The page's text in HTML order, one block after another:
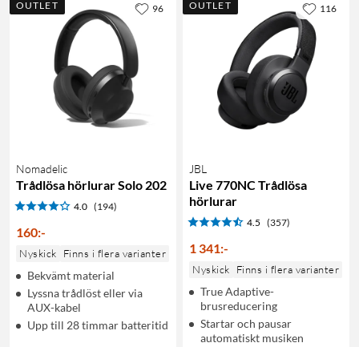
OUTLET
Nomadelic
Trådlösa hörlurar Solo 202
4.0 (194)
160:-
Nyskick Finns i flera varianter
Bekvämt material
Lyssna trådlöst eller via
AUX-kabel
Upp till 28 timmar batteritid
96 OUTLET
JBL
Live 770NC Trådlösa
hörlurar
4.5 (357)
1 341:-
Nyskick Finns i flera varianter
True Adaptive-
brusreducering
Startar och pausar
automatiskt musiken
116